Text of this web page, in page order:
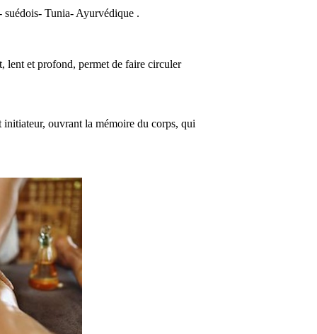
suédois- Tunia- Ayurvédique .
lent et profond, permet de faire circuler
initiateur, ouvrant la mémoire du corps, qui